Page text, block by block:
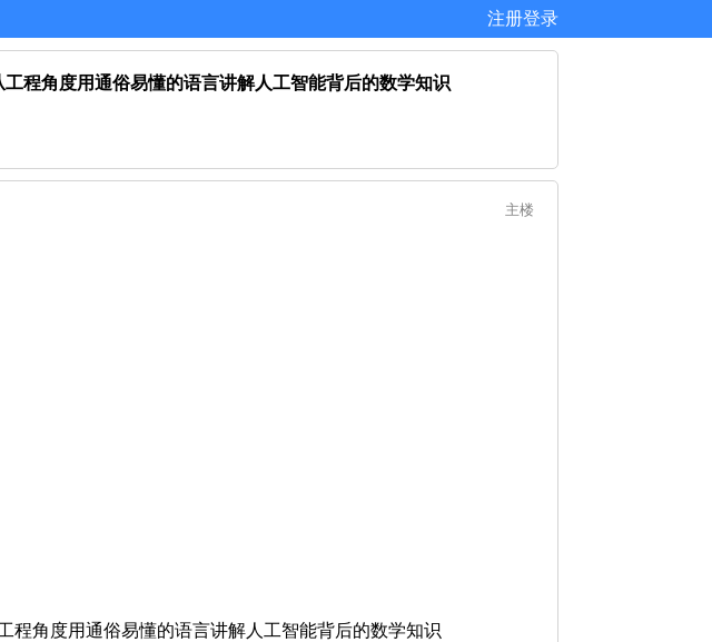
注册登录
角度用通俗易懂的语言讲解人工智能背后的数学知识
主楼
角度用通俗易懂的语言讲解人工智能背后的数学知识